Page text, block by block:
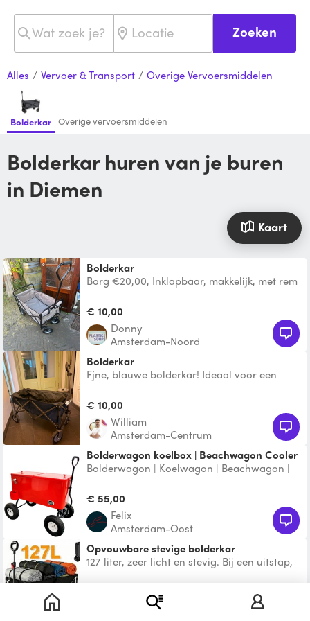
Zoeken
Alles / Vervoer & Transport / Overige Vervoersmiddelen
Bolderkar Overige vervoersmiddelen
Bolderkar huren van je buren
in Diemen
Kaart
Bolderkar
Borg €20,00, Inklapbaar, makkelijk, met rem
91cm x 46,
€ 10,00
Donny
Amsterdam-Noord
Bolderkar
Fjne, blauwe bolderkar! Ideaal voor een
€ 10,00
William
Amsterdam-Centrum
Bolderwagon koelbox | Beachwagon Cooler
Bolderwagon | Koelwagon | Beachwagon |
Inhoud 72 L.
€ 55,00
Felix
Amsterdam-Oost
Opvouwbare stevige bolderkar
127 liter, zeer licht en stevig. Bij een uitstap,